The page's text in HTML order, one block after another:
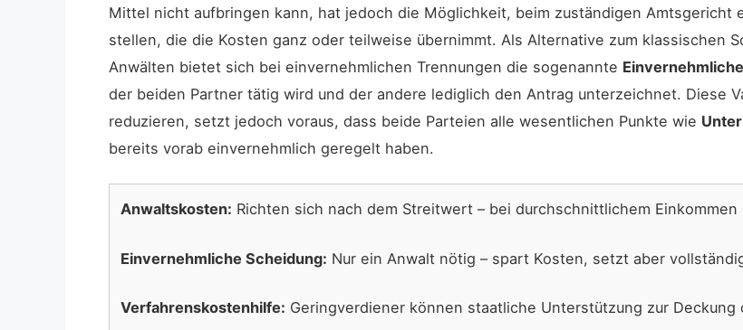
Mittel nicht aufbringen kann, hat jedoch die Möglichkeit, beim zuständigen Amtsgericht
stellen, die die Kosten ganz oder teilweise übernimmt. Als Alternative zum klassischen
Anwälten bietet sich bei einvernehmlichen Trennungen die sogenannte
der beiden Partner tätig wird und der andere lediglich den Antrag unterzeichnet. Diese
reduzieren, setzt jedoch voraus, dass beide Parteien alle wesentlichen Punkte wie
bereits vorab einvernehmlich geregelt haben.
Anwaltskosten: Richten sich nach dem Streitwert – bei durchschnittlichem
Einvernehmliche Scheidung: Nur ein Anwalt nötig – spart Kosten, setzt aber
Verfahrenskostenhilfe: Geringverdiener können staatliche Unterstützung zur